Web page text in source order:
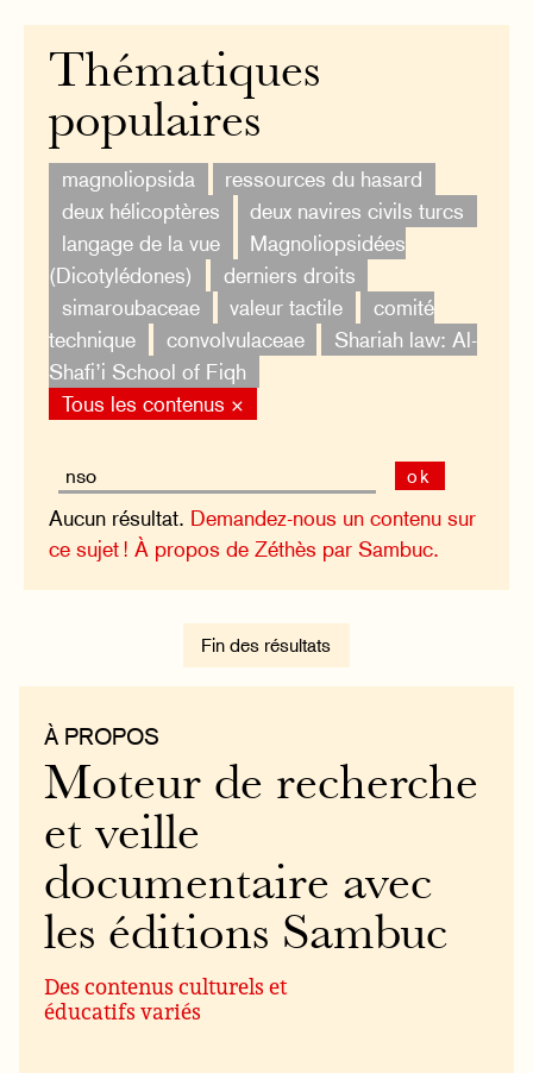
Thématiques
populaires
magnoliopsida
ressources du hasard
deux hélicoptères
deux navires civils turcs
langage de la vue
Magnoliopsidées
(Dicotylédones)
derniers droits
simaroubaceae
valeur tactile
comité
technique
convolvulaceae
Shariah law: Al-
Shafi’i School of Fiqh
Tous les contenus ×
ok
Aucun résultat. Demandez-nous un contenu sur
ce sujet ! À propos de Zéthès par Sambuc.
Fin des résultats
À PROPOS
Moteur de recherche
et veille
documentaire avec
les éditions Sambuc
Des contenus culturels et
éducatifs variés